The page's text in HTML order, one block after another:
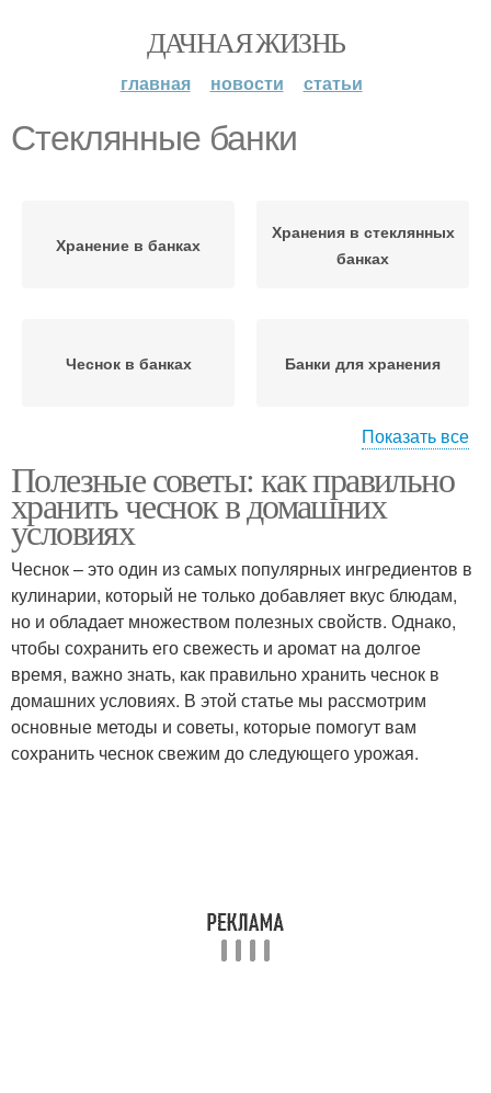
ДАЧНАЯ ЖИЗНЬ
главная новости статьи
Стеклянные банки
Хранение в банках
Хранения в стеклянных
банках
Чеснок в банках Банки для хранения
банках
банках
Банки перед закладкой
Показать все
Полезные советы: как правильно
хранить чеснок в домашних
условиях
Чеснок – это один из самых популярных ингредиентов в
кулинарии, который не только добавляет вкус блюдам,
но и обладает множеством полезных свойств. Однако,
чтобы сохранить его свежесть и аромат на долгое
время, важно знать, как правильно хранить чеснок в
домашних условиях. В этой статье мы рассмотрим
основные методы и советы, которые помогут вам
сохранить чеснок свежим до следующего урожая.